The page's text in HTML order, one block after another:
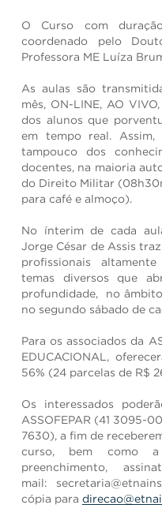
O Curso com
coordenado pelo
Professora ME Luíza
As aulas são
mês, ON-LINE, AO
dos alunos que
em tempo real.
tampouco dos
docentes, na maioria
do Direito Militar
para café e almoço).
No ínterim de cada
Jorge César de Assis
profissionais
temas diversos que
profundidade, no
no segundo sábado de
Para os associados da
EDUCACIONAL,
56% (24 parcelas de R$
Os interessados
ASSOFEPAR (41 3095-
7630), a fim de
curso, bem como
preenchimento,
mail:
cópia para